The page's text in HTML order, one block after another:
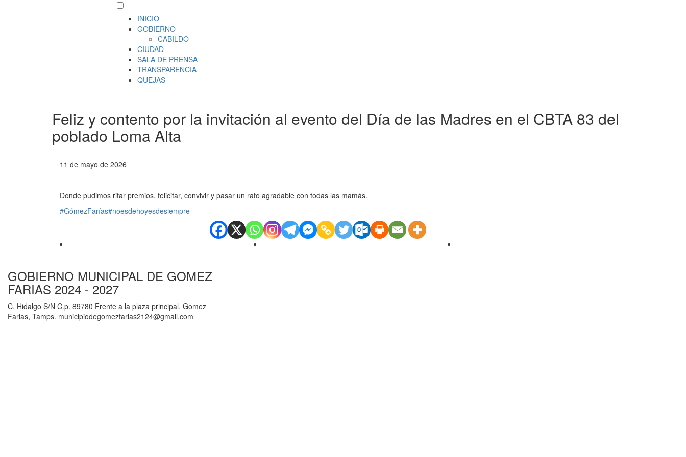
INICIO
GOBIERNO
CABILDO
CIUDAD
SALA DE PRENSA
TRANSPARENCIA
QUEJAS
Feliz y contento por la invitación al evento del Día de las Madres en el CBTA 83 del
poblado Loma Alta
11 de mayo de 2026
Donde pudimos rifar premios, felicitar, convivir y pasar un rato agradable con todas las mamás.
#GómezFarías#noesdehoyesdesiempre
GOBIERNO MUNICIPAL DE GOMEZ
FARIAS 2024 - 2027
C. Hidalgo S/N C.p. 89780 Frente a la plaza principal, Gomez
Farias, Tamps. municipiodegomezfarias2124@gmail.com